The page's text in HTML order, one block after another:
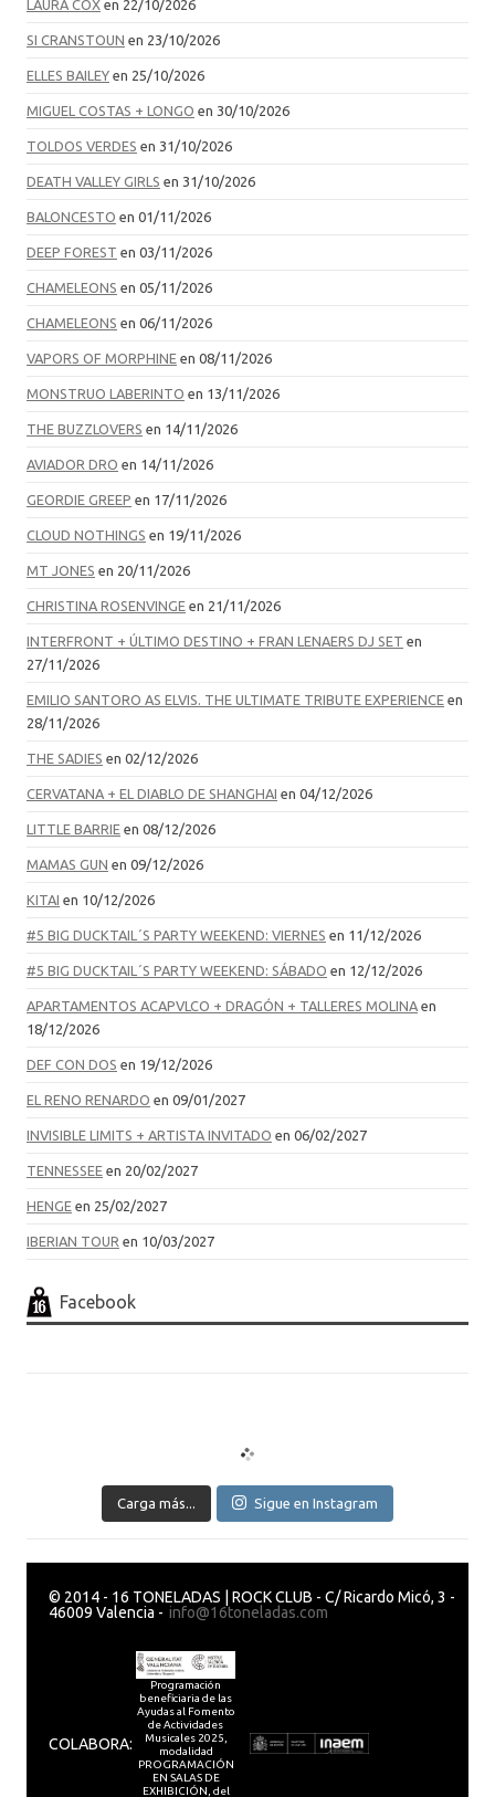
LAURA COX en 22/10/2026
SI CRANSTOUN en 23/10/2026
ELLES BAILEY en 25/10/2026
MIGUEL COSTAS + LONGO en 30/10/2026
TOLDOS VERDES en 31/10/2026
DEATH VALLEY GIRLS en 31/10/2026
BALONCESTO en 01/11/2026
DEEP FOREST en 03/11/2026
CHAMELEONS en 05/11/2026
CHAMELEONS en 06/11/2026
VAPORS OF MORPHINE en 08/11/2026
MONSTRUO LABERINTO en 13/11/2026
THE BUZZLOVERS en 14/11/2026
AVIADOR DRO en 14/11/2026
GEORDIE GREEP en 17/11/2026
CLOUD NOTHINGS en 19/11/2026
MT JONES en 20/11/2026
CHRISTINA ROSENVINGE en 21/11/2026
INTERFRONT + ÚLTIMO DESTINO + FRAN LENAERS DJ SET en
27/11/2026
EMILIO SANTORO AS ELVIS. THE ULTIMATE TRIBUTE EXPERIENCE en
28/11/2026
THE SADIES en 02/12/2026
CERVATANA + EL DIABLO DE SHANGHAI en 04/12/2026
LITTLE BARRIE en 08/12/2026
MAMAS GUN en 09/12/2026
KITAI en 10/12/2026
#5 BIG DUCKTAIL´S PARTY WEEKEND: VIERNES en 11/12/2026
#5 BIG DUCKTAIL´S PARTY WEEKEND: SÁBADO en 12/12/2026
APARTAMENTOS ACAPVLCO + DRAGÓN + TALLERES MOLINA en
18/12/2026
DEF CON DOS en 19/12/2026
EL RENO RENARDO en 09/01/2027
INVISIBLE LIMITS + ARTISTA INVITADO en 06/02/2027
TENNESSEE en 20/02/2027
HENGE en 25/02/2027
IBERIAN TOUR en 10/03/2027
Facebook
Carga más... Sigue en Instagram
© 2014 - 16 TONELADAS | ROCK CLUB - C/ Ricardo Micó, 3 -
46009 Valencia - info@16toneladas.com
COLABORA:
Programación
beneficiaria de las
Ayudas al Fomento
de Actividades
Musicales 2025,
modalidad
PROGRAMACIÓN
EN SALAS DE
EXHIBICIÓN, del